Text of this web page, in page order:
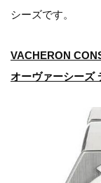
シーズです。
VACHERON
オーヴァーシーズ